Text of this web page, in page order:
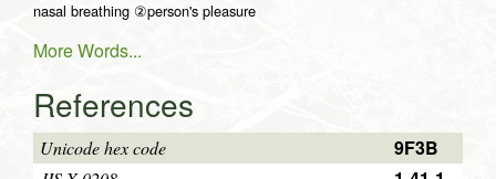
nasal breathing ②person's pleasure
More Words...
References
Unicode hex code 9F3B